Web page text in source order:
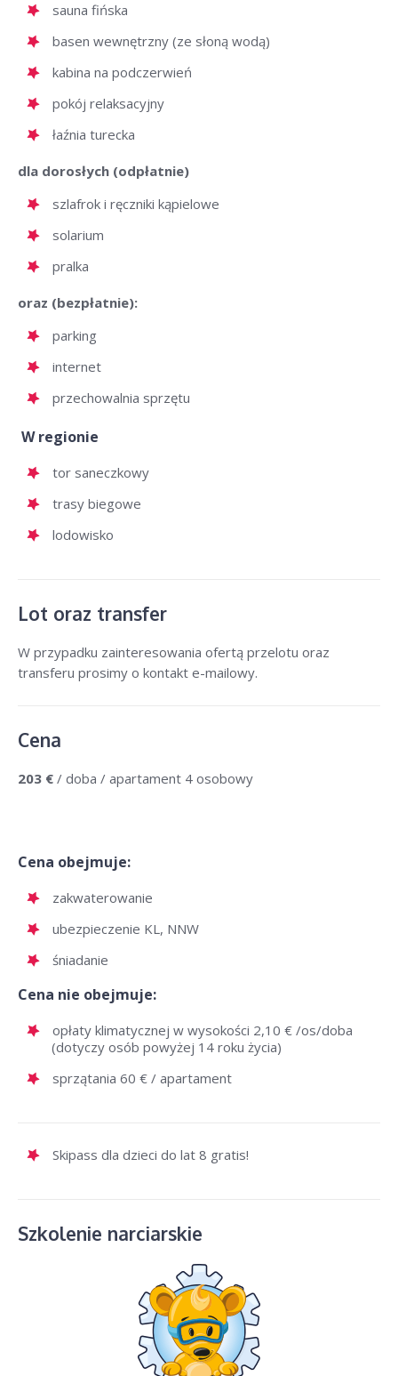
sauna fińska
basen wewnętrzny (ze słoną wodą)
kabina na podczerwień
pokój relaksacyjny
łaźnia turecka
dla dorosłych (odpłatnie)
szlafrok i ręczniki kąpielowe
solarium
pralka
oraz (bezpłatnie):
parking
internet
przechowalnia sprzętu
W regionie
tor saneczkowy
trasy biegowe
lodowisko
Lot oraz transfer
W przypadku zainteresowania ofertą przelotu oraz
transferu prosimy o kontakt e-mailowy.
Cena
203 € / doba / apartament 4 osobowy
Cena obejmuje:
zakwaterowanie
ubezpieczenie KL, NNW
śniadanie
Cena nie obejmuje:
opłaty klimatycznej w wysokości 2,10 € /os/doba
(dotyczy osób powyżej 14 roku życia)
sprzątania 60 € / apartament
Skipass dla dzieci do lat 8 gratis!
Szkolenie narciarskie